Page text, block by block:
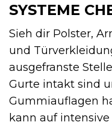
SYSTEME
Sieh dir Polster,
und
ausgefranste
Gurte intakt sind
Gummiauflagen
kann auf